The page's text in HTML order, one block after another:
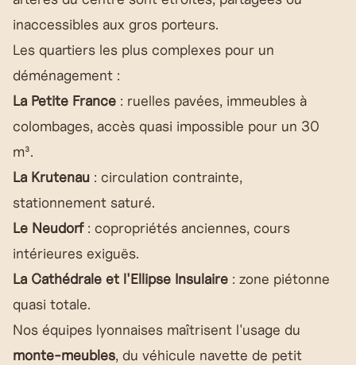
inaccessibles aux gros porteurs.
Les quartiers les plus complexes pour un
déménagement :
La Petite France : ruelles pavées, immeubles à
colombages, accès quasi impossible pour un 30
m³.
La Krutenau : circulation contrainte,
stationnement saturé.
Le Neudorf: copropriétés anciennes, cours
intérieures exiguës.
La Cathédrale et l'Ellipse Insulaire : zone piétonne
quasi totale.
Nos équipes lyonnaises maîtrisent l'usage du
monte-meubles, du véhicule navette de petit